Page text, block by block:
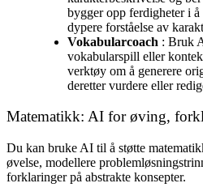
bygger opp ferdigheter i
dypere forståelse av
Vokabularcoach : Bruk
vokabularspill eller
verktøy om å generere
deretter vurdere eller
Matematikk: AI for øving,
Du kan bruke AI til å støtte
øvelse, modellere
forklaringer på abstrakte konsepter.